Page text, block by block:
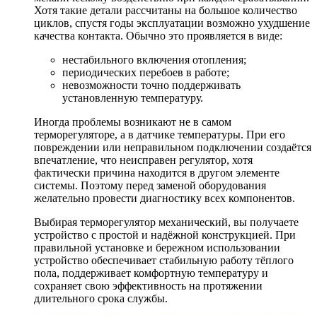
Хотя такие детали рассчитаны на большое количество
циклов, спустя годы эксплуатации возможно ухудшение
качества контакта. Обычно это проявляется в виде:
нестабильного включения отопления;
периодических перебоев в работе;
невозможности точно поддерживать
установленную температуру.
Иногда проблемы возникают не в самом
терморегуляторе, а в датчике температуры. При его
повреждении или неправильном подключении создаётся
впечатление, что неисправен регулятор, хотя
фактически причина находится в другом элементе
системы. Поэтому перед заменой оборудования
желательно провести диагностику всех компонентов.
Выбирая терморегулятор механический, вы получаете
устройство с простой и надёжной конструкцией. При
правильной установке и бережном использовании
устройство обеспечивает стабильную работу тёплого
пола, поддерживает комфортную температуру и
сохраняет свою эффективность на протяжении
длительного срока службы.